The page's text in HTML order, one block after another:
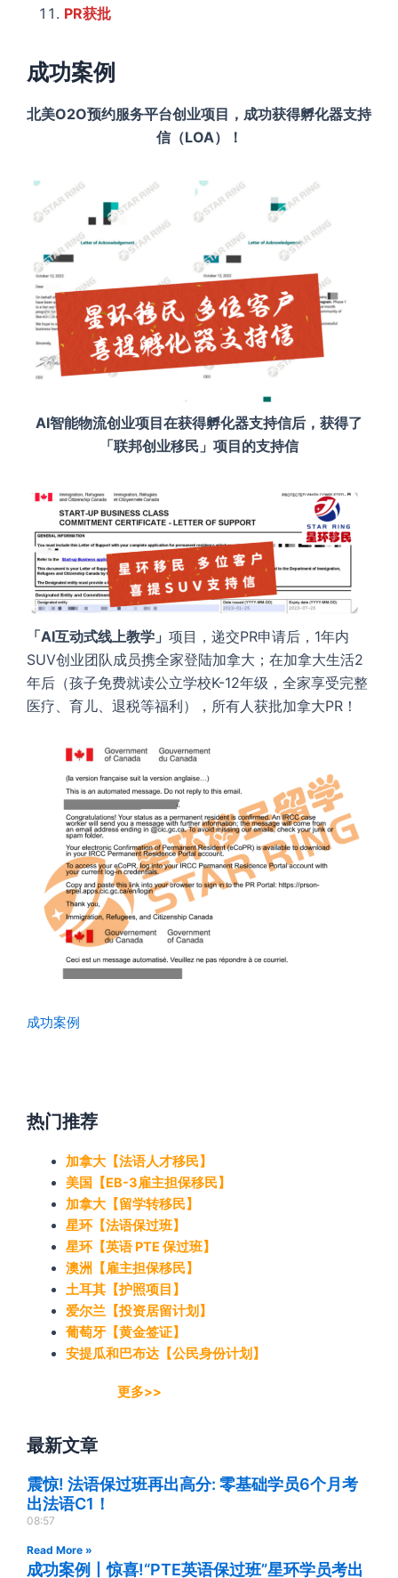
PR获批
成功案例
北美O2O预约服务平台创业项目，成功获得孵化器支持
信（LOA）！
AI智能物流创业项目在获得孵化器支持信后，获得了
「联邦创业移民」项目的支持信
「AI互动式线上教学」 项目，递交PR申请后，1年内
SUV创业团队成员携全家登陆加拿大；在加拿大生活2
年后（孩子免费就读公立学校K-12年级，全家享受完整
医疗、育儿、退税等福利），所有人获批加拿大PR！
成功案例
热门推荐
加拿大【法语人才移民】
美国【EB-3雇主担保移民】
加拿大【留学转移民】
星环【法语保过班】
星环【英语 PTE 保过班】
澳洲【雇主担保移民】
土耳其【护照项目】
爱尔兰【投资居留计划】
葡萄牙【黄金签证】
安提瓜和巴布达【公民身份计划】
更多>>
最新文章
震惊! 法语保过班再出高分: 零基础学员6个月考
出法语C1！
08:57
Read More »
成功案例丨惊喜!“PTE英语保过班”星环学员考出